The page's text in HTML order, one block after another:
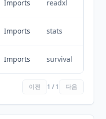
Imports readxl
Imports stats
Imports survival
이전 1 / 1 다음